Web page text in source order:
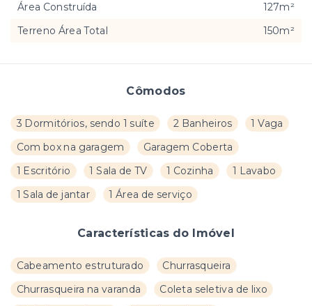
Cômodos
3 Dormitórios, sendo 1 suíte 2 Banheiros
1 Vaga
Com box na garagem
Garagem Coberta
1 Escritório
1 Sala de TV 1 Cozinha
1 Lavabo
1 Sala de jantar
1 Área de serviço
Características do Imóvel
Cabeamento estruturado
Churrasqueira
Churrasqueira na varanda
Coleta seletiva de lixo
Área Construída
127m²
Terreno Área Total
150m²